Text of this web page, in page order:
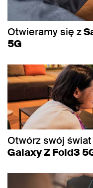
Otwieramy się z
5G
Otwórz swój
Galaxy Z Fold3